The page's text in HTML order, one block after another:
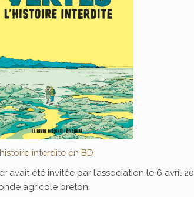
interdite en BD
avait été invitée par l’association le 6 avril
agricole breton.